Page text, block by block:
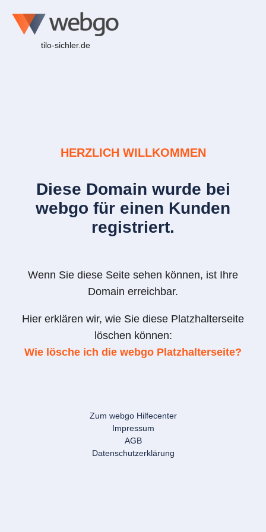
tilo-sichler.de
HERZLICH WILLKOMMEN
Diese Domain wurde bei
webgo für einen Kunden
registriert.
Wenn Sie diese Seite sehen können, ist Ihre
Domain erreichbar.
Hier erklären wir, wie Sie diese Platzhalterseite
löschen können:
Wie lösche ich die webgo Platzhalterseite?
Zum webgo Hilfecenter
Impressum
AGB
Datenschutzerklärung